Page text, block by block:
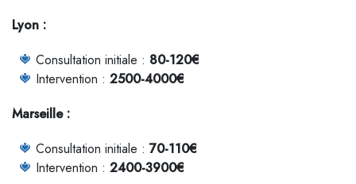
Lyon :
Consultation initiale : 80-120€
Intervention : 2500-4000€
Marseille :
Consultation initiale : 70-110€
Intervention : 2400-3900€